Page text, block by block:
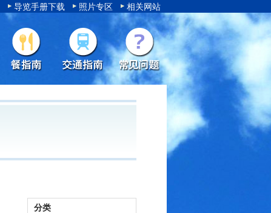
导览手册下载 照片专区 相关网站
分类